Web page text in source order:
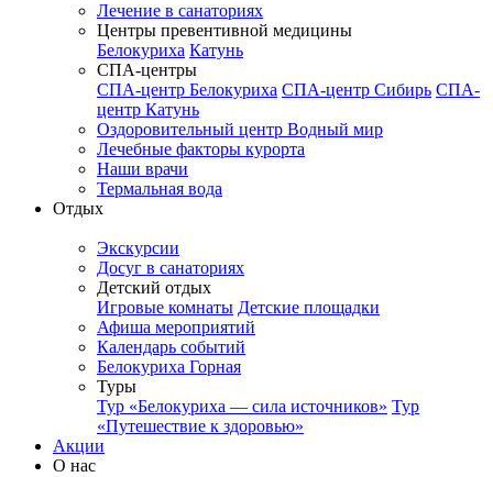
Лечение в санаториях
Центры превентивной медицины
Белокуриха Катунь
СПА-центры
СПА-центр Белокуриха СПА-центр Сибирь СПА-
центр Катунь
Оздоровительный центр Водный мир
Лечебные факторы курорта
Наши врачи
Термальная вода
Отдых
Экскурсии
Досуг в санаториях
Детский отдых
Игровые комнаты Детские площадки
Афиша мероприятий
Календарь событий
Белокуриха Горная
Туры
Тур «Белокуриха — сила источников» Тур
«Путешествие к здоровью»
Акции
О нас